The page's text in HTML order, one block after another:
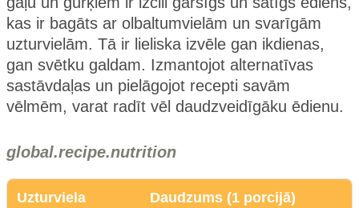
kas ir bagāts ar olbaltumvielām un svarīgām
uzturvielām. Tā ir lieliska izvēle gan ikdienas,
gan svētku galdam. Izmantojot alternatīvas
sastāvdaļas un pielāgojot recepti savām
vēlmēm, varat radīt vēl daudzveidīgāku ēdienu.
global.recipe.nutrition
Uzturviela Daudzums (1 porcijā)